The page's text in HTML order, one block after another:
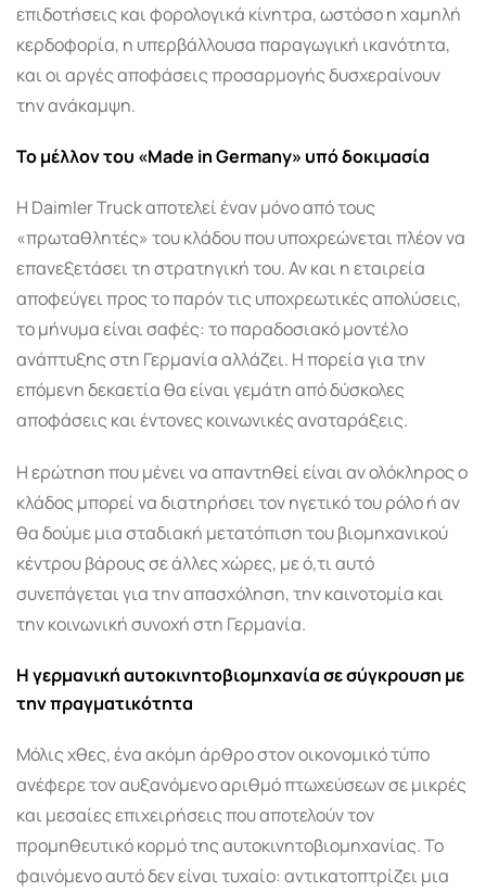
επιδοτήσεις και φορολογικά κίνητρα, ωστόσο η χαμηλή
κερδοφορία, η υπερβάλλουσα παραγωγική ικανότητα,
και οι αργές αποφάσεις προσαρμογής δυσχεραίνουν
την ανάκαμψη.
Το μέλλον του «Made in Germany» υπό δοκιμασία
Η Daimler Truck αποτελεί έναν μόνο από τους
«πρωταθλητές» του κλάδου που υποχρεώνεται πλέον να
επανεξετάσει τη στρατηγική του. Αν και η εταιρεία
αποφεύγει προς το παρόν τις υποχρεωτικές απολύσεις,
το μήνυμα είναι σαφές: το παραδοσιακό μοντέλο
ανάπτυξης στη Γερμανία αλλάζει. Η πορεία για την
επόμενη δεκαετία θα είναι γεμάτη από δύσκολες
αποφάσεις και έντονες κοινωνικές αναταράξεις.
Η ερώτηση που μένει να απαντηθεί είναι αν ολόκληρος ο
κλάδος μπορεί να διατηρήσει τον ηγετικό του ρόλο ή αν
θα δούμε μια σταδιακή μετατόπιση του βιομηχανικού
κέντρου βάρους σε άλλες χώρες, με ό,τι αυτό
συνεπάγεται για την απασχόληση, την καινοτομία και
την κοινωνική συνοχή στη Γερμανία.
Η γερμανική αυτοκινητοβιομηχανία σε σύγκρουση με
την πραγματικότητα
Μόλις χθες, ένα ακόμη άρθρο στον οικονομικό τύπο
ανέφερε τον αυξανόμενο αριθμό πτωχεύσεων σε μικρές
και μεσαίες επιχειρήσεις που αποτελούν τον
προμηθευτικό κορμό της αυτοκινητοβιομηχανίας. Το
φαινόμενο αυτό δεν είναι τυχαίο: αντικατοπτρίζει μια